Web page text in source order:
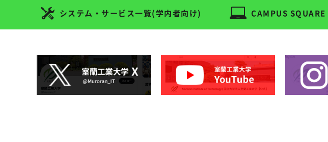
システム・サービス一覧(学内者向け) CAMPUS SQUARE